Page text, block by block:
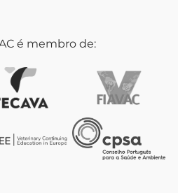
é membro de: